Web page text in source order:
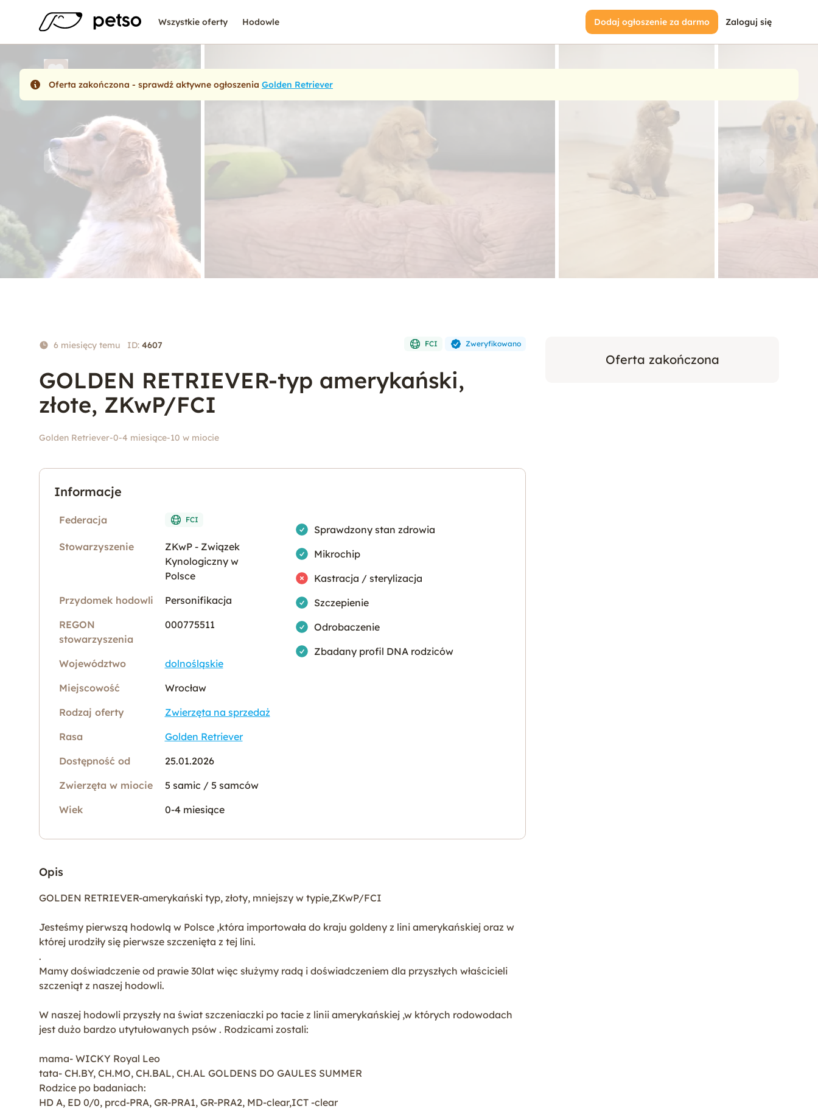
Dodaj ogłoszenie za darmo Zaloguj się
Wszystkie oferty Hodowle
Oferta zakończona - sprawdź aktywne ogłoszenia Golden Retriever
6 miesięcy temu ID: 4607 FCI Zweryfikowano
GOLDEN RETRIEVER-typ amerykański,
złote, ZKwP/FCI
Golden Retriever-0-4 miesiące-10 w miocie
Informacje
Federacja FCI
Stowarzyszenie
ZKwP - Związek
Kynologiczny w
Polsce
Przydomek hodowli
Personifikacja
REGON
stowarzyszenia
000775511
Województwo
dolnośląskie
Miejscowość
Wrocław
Rodzaj oferty
Zwierzęta na sprzedaż
Rasa
Golden Retriever
Dostępność od
25.01.2026
Zwierzęta w miocie
5 samic / 5 samców
Wiek
0-4 miesiące
Tak Sprawdzony stan zdrowia
Tak Mikrochip
Nie Kastracja / sterylizacja
Tak Szczepienie
Tak Odrobaczenie
Tak Zbadany profil DNA rodziców
Opis
GOLDEN RETRIEVER-amerykański typ, złoty, mniejszy w typie,ZKwP/FCI
Jesteśmy pierwszą hodowlą w Polsce ,która importowała do kraju goldeny z lini amerykańskiej oraz w
której urodziły się pierwsze szczenięta z tej lini.
.
Mamy doświadczenie od prawie 30lat więc służymy radą i doświadczeniem dla przyszłych właścicieli
szczeniąt z naszej hodowli.
W naszej hodowli przyszły na świat szczeniaczki po tacie z linii amerykańskiej ,w których rodowodach
jest dużo bardzo utytułowanych psów . Rodzicami zostali:
mama- WICKY Royal Leo
tata- CH.BY, CH.MO, CH.BAL, CH.AL GOLDENS DO GAULES SUMMER
Rodzice po badaniach:
HD A, ED 0/0, prcd-PRA, GR-PRA1, GR-PRA2, MD-clear,ICT -clear
Oferta zakończona